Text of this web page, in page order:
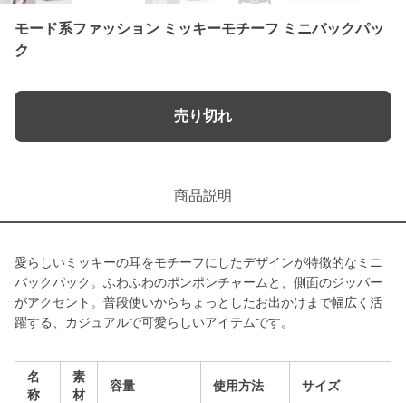
モード系ファッション ミッキーモチーフ ミニバックパッ
ク
売り切れ
商品説明
愛らしいミッキーの耳をモチーフにしたデザインが特徴的なミニ
バックパック。ふわふわのポンポンチャームと、側面のジッパー
がアクセント。普段使いからちょっとしたお出かけまで幅広く活
躍する、カジュアルで可愛らしいアイテムです。
名
称
素
材
容量 使用方法 サイズ